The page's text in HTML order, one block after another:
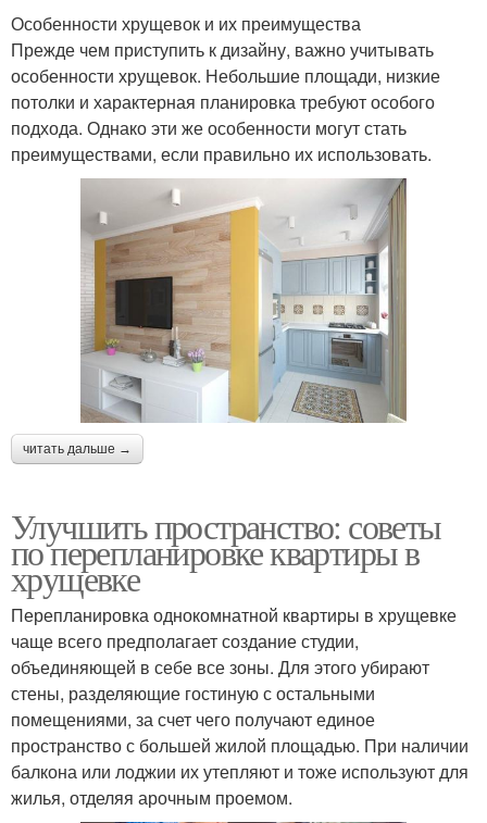
Особенности хрущевок и их преимущества
Прежде чем приступить к дизайну, важно учитывать
особенности хрущевок. Небольшие площади, низкие
потолки и характерная планировка требуют особого
подхода. Однако эти же особенности могут стать
преимуществами, если правильно их использовать.
читать дальше →
Улучшить пространство: советы
по перепланировке квартиры в
хрущевке
Перепланировка однокомнатной квартиры в хрущевке
чаще всего предполагает создание студии,
объединяющей в себе все зоны. Для этого убирают
стены, разделяющие гостиную с остальными
помещениями, за счет чего получают единое
пространство с большей жилой площадью. При наличии
балкона или лоджии их утепляют и тоже используют для
жилья, отделяя арочным проемом.